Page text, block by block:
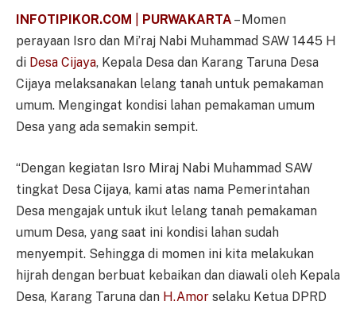
INFOTIPIKOR.COM PURWAKARTA – Momen
perayaan Isro dan Mi’raj Nabi Muhammad SAW 1445 H
di Desa Cijaya, Kepala Desa dan Karang Taruna Desa
Cijaya melaksanakan lelang tanah untuk pemakaman
umum. Mengingat kondisi lahan pemakaman umum
Desa yang ada semakin sempit.
“Dengan kegiatan Isro Miraj Nabi Muhammad SAW
tingkat Desa Cijaya, kami atas nama Pemerintahan
Desa mengajak untuk ikut lelang tanah pemakaman
umum Desa, yang saat ini kondisi lahan sudah
menyempit. Sehingga di momen ini kita melakukan
hijrah dengan berbuat kebaikan dan diawali oleh Kepala
Desa, Karang Taruna dan H.Amor selaku Ketua DPRD